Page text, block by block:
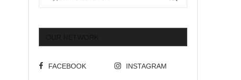
FACEBOOK INSTAGRAM